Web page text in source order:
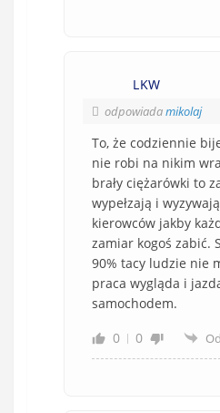
LKW
odpowiadamikolaj
To, że codziennie
nie robi na nikim
brały ciężarówki to
wypełzają i
kierowców jakby
zamiar kogoś zabić.
90% tacy ludzie nie
praca wygląda i
samochodem.
0
0